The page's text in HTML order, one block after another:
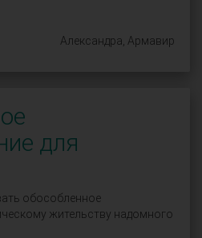
Александра, Армавир
для
обособленное
жительству надомного